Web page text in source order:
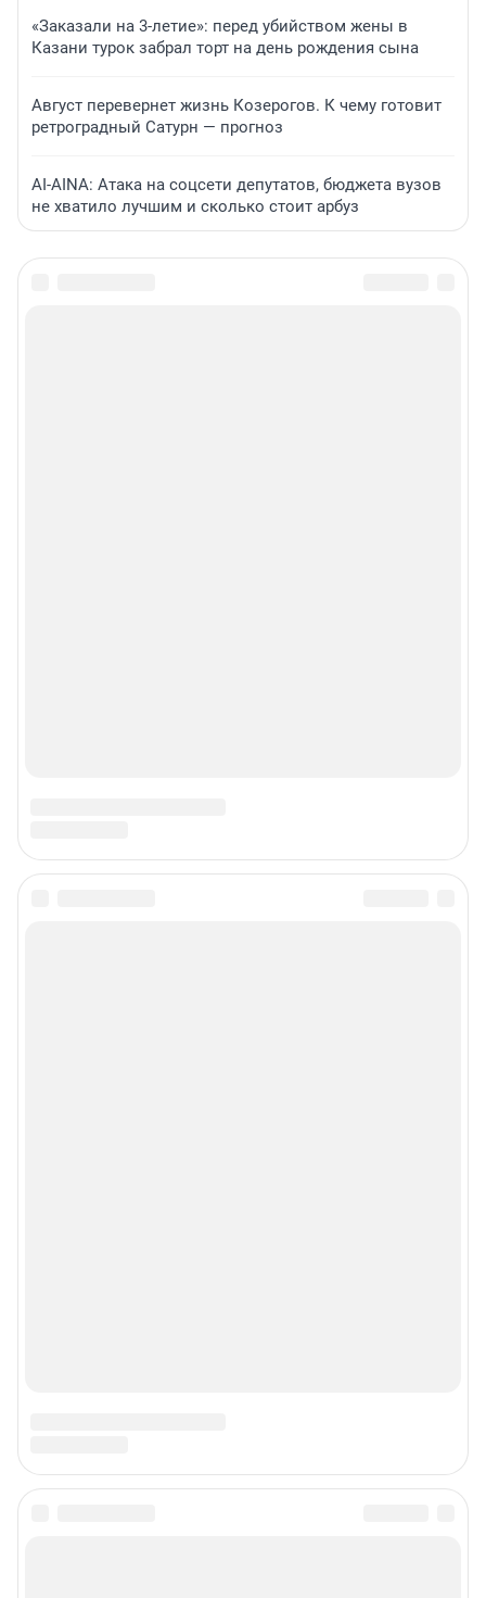
«Заказали на 3-летие»: перед убийством жены в
Казани турок забрал торт на день рождения сына
Август перевернет жизнь Козерогов. К чему готовит
ретроградный Сатурн — прогноз
AI-AINA: Атака на соцсети депутатов, бюджета вузов
не хватило лучшим и сколько стоит арбуз